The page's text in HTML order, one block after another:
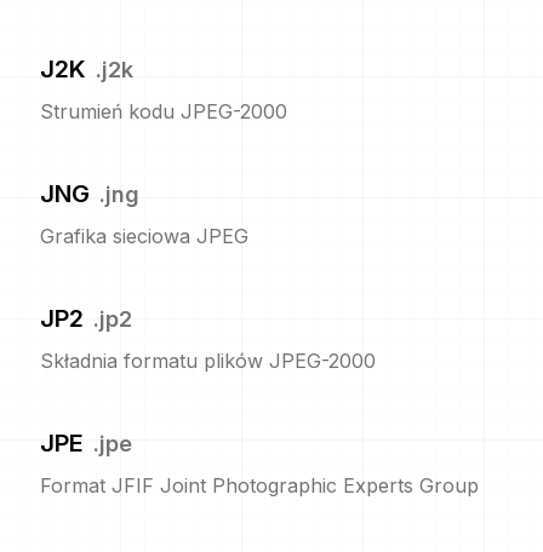
J2K .j2k
Strumień kodu JPEG-2000
JNG .jng
Grafika sieciowa JPEG
JP2 .jp2
Składnia formatu plików JPEG-2000
JPE .jpe
Format JFIF Joint Photographic Experts Group